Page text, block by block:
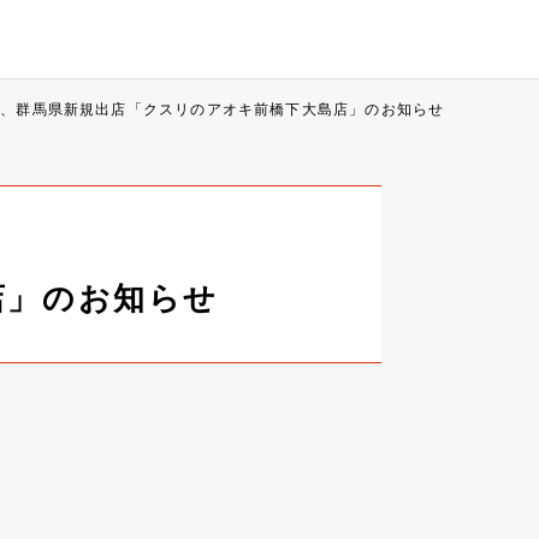
群馬県新規出店「クスリのアオキ前橋下大島店」のお知らせ
のお知らせ